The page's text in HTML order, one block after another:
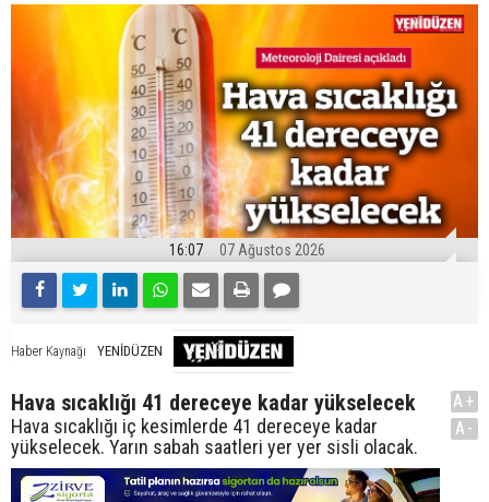
16:07 07 Ağustos 2026
Haber Kaynağı YENİDÜZEN
Hava sıcaklığı 41 dereceye kadar yükselecek
Hava sıcaklığı iç kesimlerde 41 dereceye kadar
yükselecek. Yarın sabah saatleri yer yer sisli olacak.
A+
A-